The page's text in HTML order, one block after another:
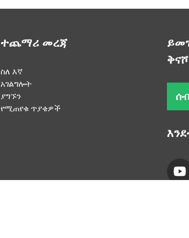
ተጨማሪ መረጃ
ስለ እኛ
አገልግሎት
ያግኙን
የሚጠየቁ ጥያቄዎች